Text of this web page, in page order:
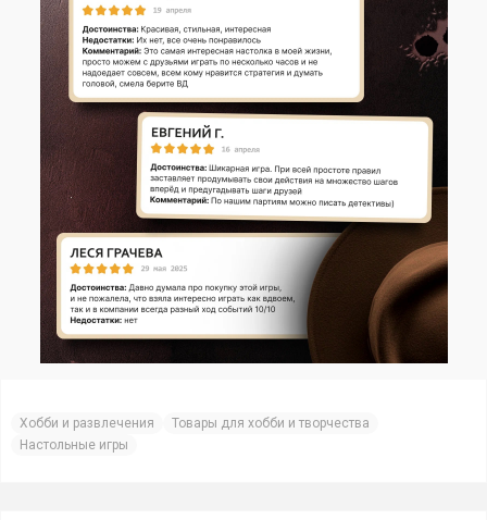
Хобби и развлечения
Товары для хобби и творчества
Настольные игры